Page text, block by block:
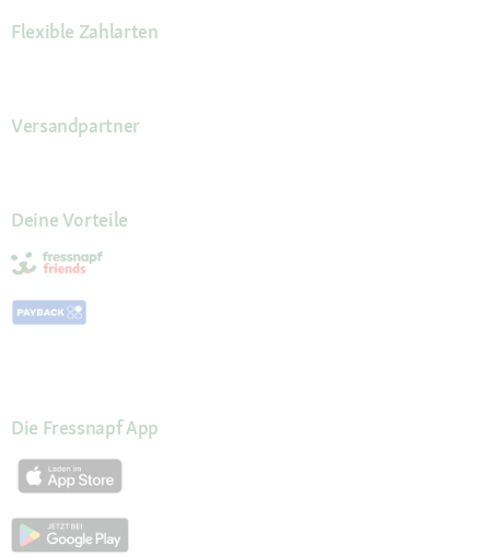
Flexible Zahlarten
Versandpartner
Deine Vorteile
Die Fressnapf App